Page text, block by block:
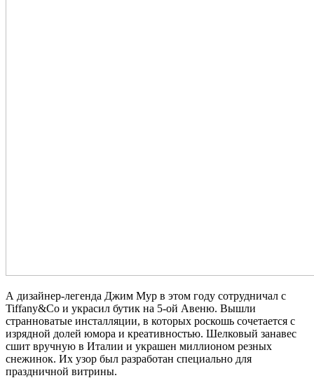
А дизайнер-легенда Джим Мур в этом году сотрудничал с
Tiffany&Co и украсил бутик на 5-ой Авеню. Вышли
странноватые инсталляции, в которых роскошь сочетается с
изрядной долей юмора и креативностью. Шелковый занавес
сшит вручную в Италии и украшен миллионом резных
снежинок. Их узор был разработан специально для
праздничной витрины.